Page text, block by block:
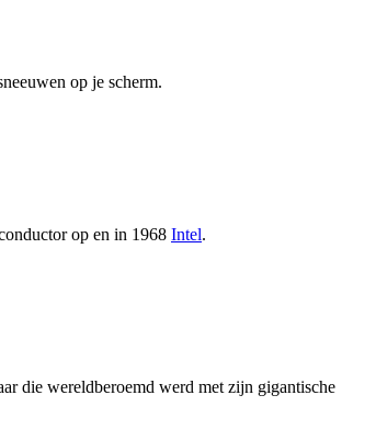
op je scherm.
op en in 1968 Intel.
die wereldberoemd werd met zijn gigantische